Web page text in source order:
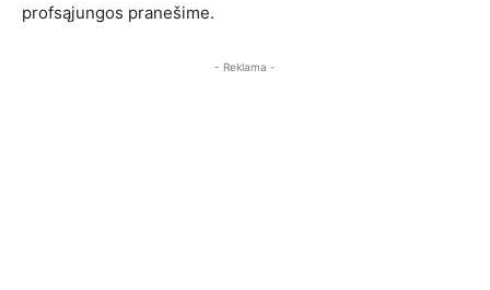
profsąjungos pranešime.
- Reklama -